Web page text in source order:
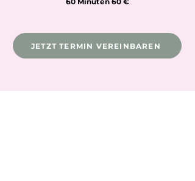
JETZT TERMIN VEREINBAREN